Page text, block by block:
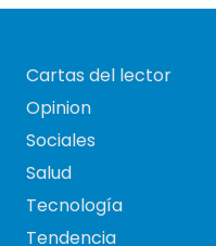
Cartas del lector
Opinion
Sociales
Salud
Tecnología
Tendencia